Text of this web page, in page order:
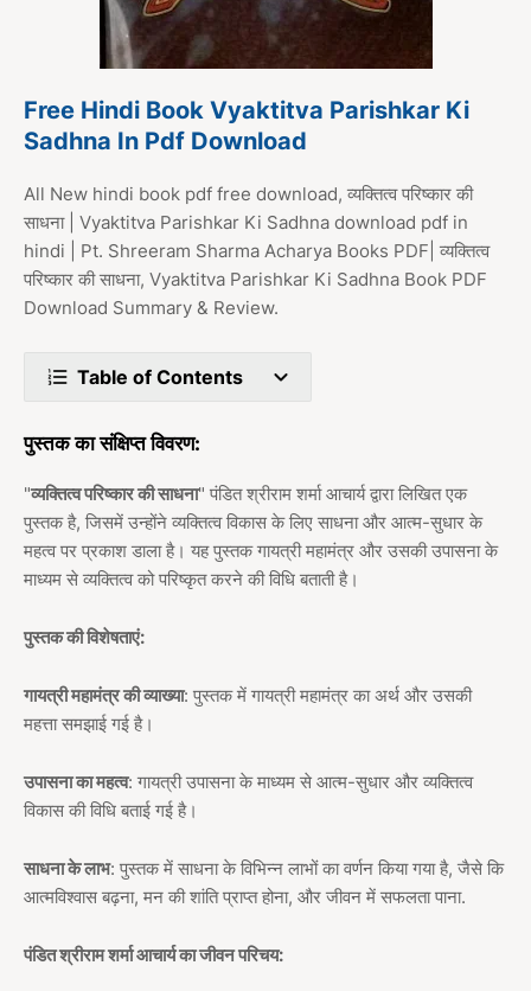
Free Hindi Book Vyaktitva Parishkar Ki
Sadhna In Pdf Download
All New hindi book pdf free download, व्यक्तित्व परिष्कार की
साधना | Vyaktitva Parishkar Ki Sadhna download pdf in
hindi | Pt. Shreeram Sharma Acharya Books PDF| व्यक्तित्व
परिष्कार की साधना, Vyaktitva Parishkar Ki Sadhna Book PDF
Download Summary & Review.
Table of Contents
पुस्तक का संक्षिप्त विवरण:
"व्यक्तित्व परिष्कार की साधना" पंडित श्रीराम शर्मा आचार्य द्वारा लिखित एक
पुस्तक है, जिसमें उन्होंने व्यक्तित्व विकास के लिए साधना और आत्म-सुधार के
महत्व पर प्रकाश डाला है। यह पुस्तक गायत्री महामंत्र और उसकी उपासना के
माध्यम से व्यक्तित्व को परिष्कृत करने की विधि बताती है।
पुस्तक की विशेषताएं:
गायत्री महामंत्र की व्याख्या: पुस्तक में गायत्री महामंत्र का अर्थ और उसकी
महत्ता समझाई गई है।
उपासना का महत्व: गायत्री उपासना के माध्यम से आत्म-सुधार और व्यक्तित्व
विकास की विधि बताई गई है।
साधना के लाभ: पुस्तक में साधना के विभिन्न लाभों का वर्णन किया गया है, जैसे कि
आत्मविश्वास बढ़ना, मन की शांति प्राप्त होना, और जीवन में सफलता पाना.
पंडित श्रीराम शर्मा आचार्य का जीवन परिचय: